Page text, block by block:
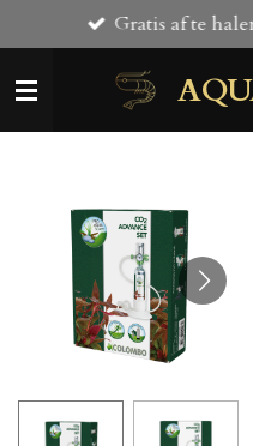
direct
naar
Gratis af te